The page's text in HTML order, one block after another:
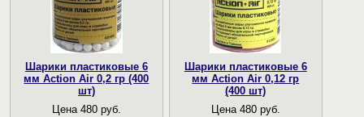
Шарики пластиковые 6
мм Action Air 0,2 гр (400
шт)
Цена 480 руб.
Шарики пластиковые 6
мм Action Air 0,12 гр
(400 шт)
Цена 480 руб.